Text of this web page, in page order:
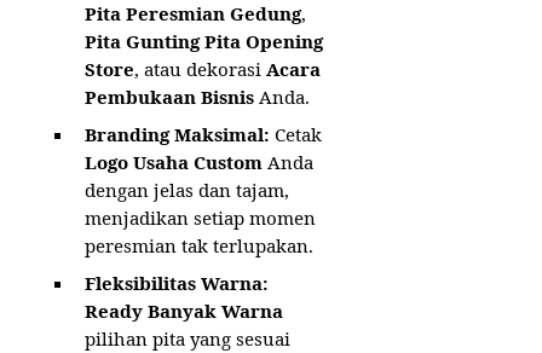
Pita Peresmian Gedung,
Pita Gunting Pita Opening
Store, atau dekorasi Acara
Pembukaan Bisnis Anda.
Branding Maksimal: Cetak
Logo Usaha Custom Anda
dengan jelas dan tajam,
menjadikan setiap momen
peresmian tak terlupakan.
Fleksibilitas Warna:
Ready Banyak Warna
pilihan pita yang sesuai